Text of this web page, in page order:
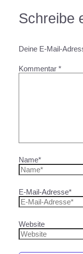
Schreibe
Deine E-Mail-
Kommentar *
Name*
E-Mail-Adresse*
Website